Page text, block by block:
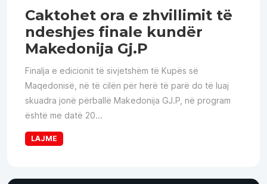
Caktohet ora e zhvillimit të
ndeshjes finale kundër
Makedonija Gj.P
Finalja e edicionit të sivjetshëm të Kupës së
Maqedonisë, në të cilën për herë të parë do të luaj
skuadra jonë përballë Makedonija GJ.P, në program
është me datë 20...
LAJME